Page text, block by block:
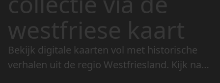
westfriese kaart
Bekijk digitale kaarten vol met historische
verhalen uit de regio Westfriesland. Kijk naar